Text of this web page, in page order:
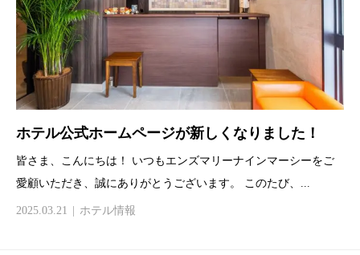
ホテル公式ホームページが新しくなりました！
皆さま、こんにちは！ いつもエンズマリーナインマーシーをご
愛顧いただき、誠にありがとうございます。 このたび、...
2025.03.21 ホテル情報